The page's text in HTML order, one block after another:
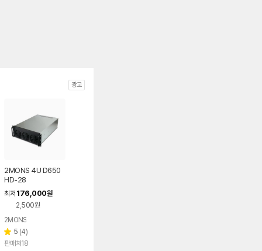
광고
2MONS 4U D650
HD-28
최저 176,000원
2,500원
2MONS
별
점
5 리
뷰
(4)
판매처18